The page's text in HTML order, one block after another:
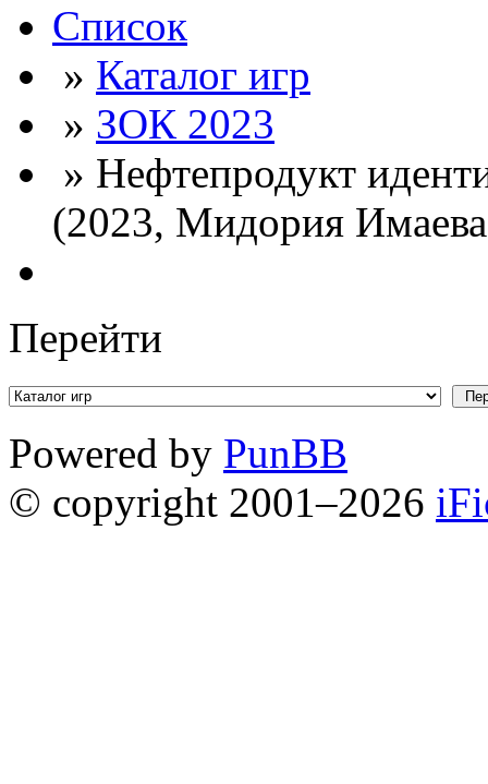
Список
» Каталог игр
» ЗОК 2023
» Нефтепродукт
(2023, Мидория
Перейти
Powered by PunBB
© copyright 2001–2026